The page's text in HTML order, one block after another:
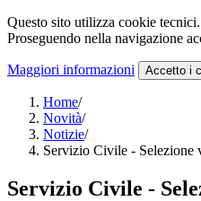
Questo sito utilizza cookie tecnici.
Proseguendo nella navigazione
Maggiori informazioni Accetto i
Home/
Novità/
Notizie/
Servizio Civile - Selezione
Servizio Civile -